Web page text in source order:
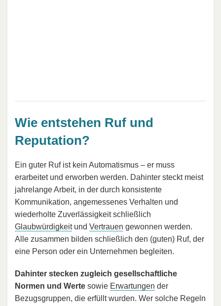
Wie entstehen Ruf und
Reputation?
Ein guter Ruf ist kein Automatismus – er muss
erarbeitet und erworben werden. Dahinter steckt meist
jahrelange Arbeit, in der durch konsistente
Kommunikation, angemessenes Verhalten und
wiederholte Zuverlässigkeit schließlich
Glaubwürdigkeitund Vertrauen gewonnen werden.
Alle zusammen bilden schließlich den (guten) Ruf, der
eine Person oder ein Unternehmen begleiten.
Dahinter stecken zugleich gesellschaftliche
Normen und Werte sowie Erwartungen der
Bezugsgruppen, die erfüllt wurden. Wer solche Regeln